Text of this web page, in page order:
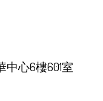
心6樓601室